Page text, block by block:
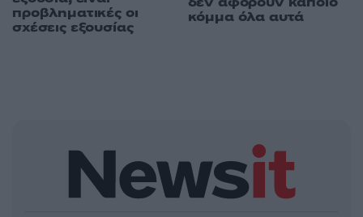
προβληματικές οι
σχέσεις εξουσίας
κόμμα όλα αυτά